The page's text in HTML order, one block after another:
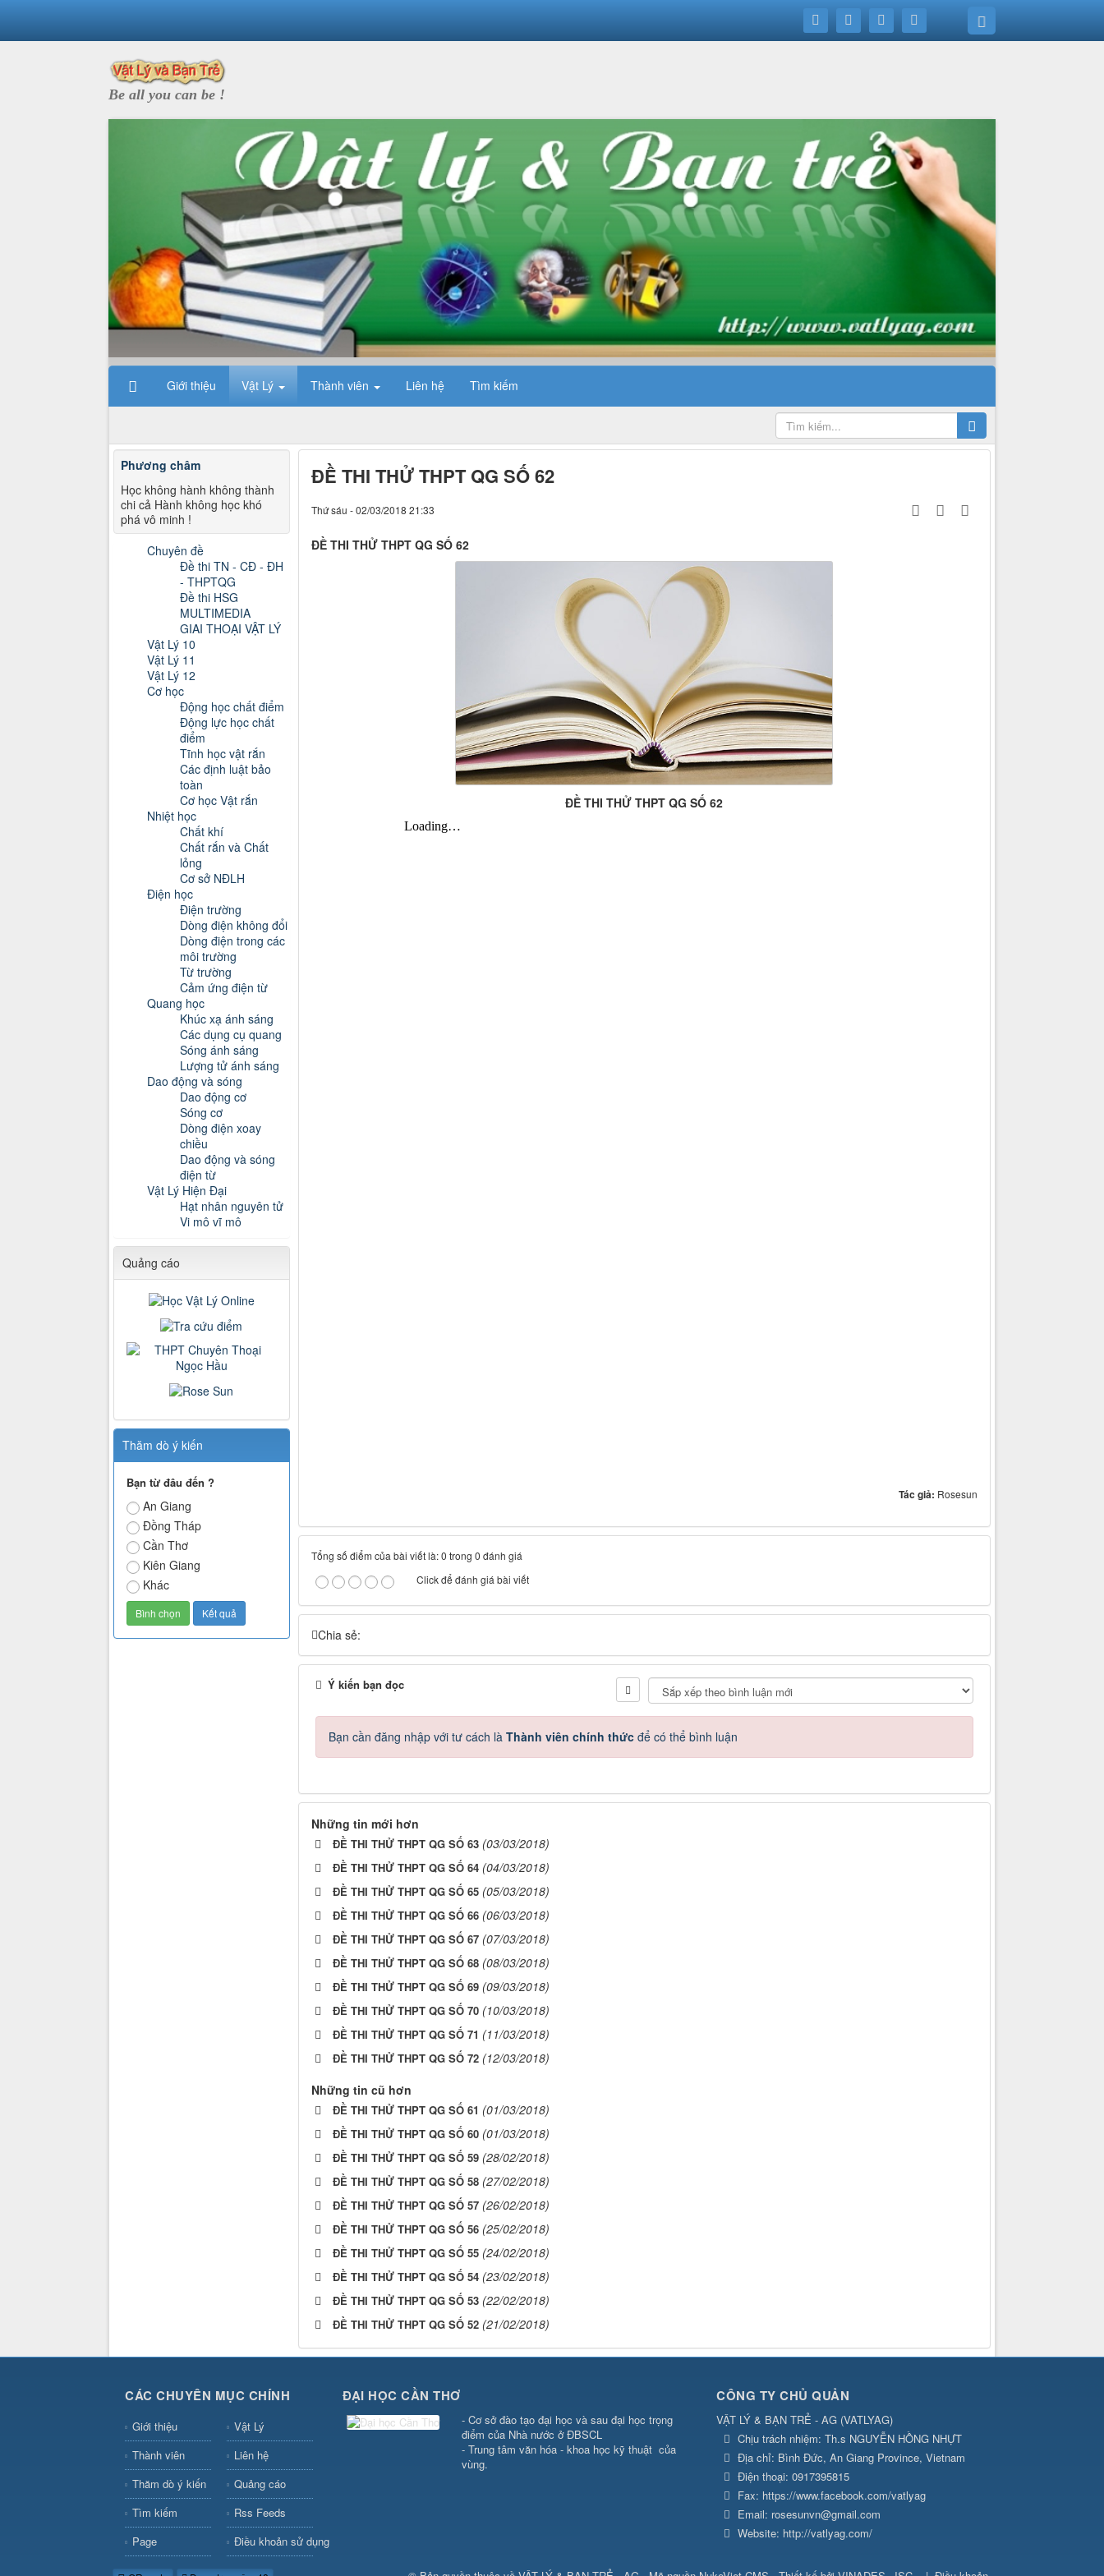
Be all you can be !
Giới thiệu Vật Lý Thành viên Liên hệ Tìm kiếm
ĐỀ THI THỬ THPT QG SỐ 62
Thứ sáu - 02/03/2018 21:33
ĐỀ THI THỬ THPT QG SỐ 62
ĐỀ THI THỬ THPT QG SỐ 62
Tác giả: Rosesun
Tổng số điểm của bài viết là: 0 trong 0 đánh giá
Click để đánh giá bài viết
Chia sẻ:
Ý kiến bạn đọc
Bạn cần đăng nhập với tư cách là Thành viên chính thứcđể có thể bình luận
Những tin mới hơn
ĐỀ THI THỬ THPT QG SỐ 63 (03/03/2018)
ĐỀ THI THỬ THPT QG SỐ 64 (04/03/2018)
ĐỀ THI THỬ THPT QG SỐ 65 (05/03/2018)
ĐỀ THI THỬ THPT QG SỐ 66 (06/03/2018)
ĐỀ THI THỬ THPT QG SỐ 67 (07/03/2018)
ĐỀ THI THỬ THPT QG SỐ 68 (08/03/2018)
ĐỀ THI THỬ THPT QG SỐ 69 (09/03/2018)
ĐỀ THI THỬ THPT QG SỐ 70 (10/03/2018)
ĐỀ THI THỬ THPT QG SỐ 71 (11/03/2018)
ĐỀ THI THỬ THPT QG SỐ 72 (12/03/2018)
Những tin cũ hơn
ĐỀ THI THỬ THPT QG SỐ 61 (01/03/2018)
ĐỀ THI THỬ THPT QG SỐ 60 (01/03/2018)
ĐỀ THI THỬ THPT QG SỐ 59 (28/02/2018)
ĐỀ THI THỬ THPT QG SỐ 58 (27/02/2018)
ĐỀ THI THỬ THPT QG SỐ 57 (26/02/2018)
ĐỀ THI THỬ THPT QG SỐ 56 (25/02/2018)
ĐỀ THI THỬ THPT QG SỐ 55 (24/02/2018)
ĐỀ THI THỬ THPT QG SỐ 54 (23/02/2018)
ĐỀ THI THỬ THPT QG SỐ 53 (22/02/2018)
ĐỀ THI THỬ THPT QG SỐ 52 (21/02/2018)
Phương châm
Học không hành không thành
chi cả Hành không học khó
phá vô minh !
Chuyên đề
Đề thi TN - CĐ - ĐH
- THPTQG
Đề thi HSG
MULTIMEDIA
GIAI THOẠI VẬT LÝ
Vật Lý 10
Vật Lý 11
Vật Lý 12
Cơ học
Động học chất điểm
Động lực học chất
điểm
Tĩnh học vật rắn
Các định luật bảo
toàn
Cơ học Vật rắn
Nhiệt học
Chất khí
Chất rắn và Chất
lỏng
Cơ sở NĐLH
Điện học
Điện trường
Dòng điện không đổi
Dòng điện trong các
môi trường
Từ trường
Cảm ứng điện từ
Quang học
Khúc xạ ánh sáng
Các dụng cụ quang
Sóng ánh sáng
Lượng tử ánh sáng
Dao động và sóng
Dao động cơ
Sóng cơ
Dòng điện xoay
chiều
Dao động và sóng
điện từ
Vật Lý Hiện Đại
Hạt nhân nguyên tử
Vi mô vĩ mô
Quảng cáo
Thăm dò ý kiến
Bạn từ đâu đến ?
An Giang
Đồng Tháp
Cần Thơ
Kiên Giang
Khác
CÁC CHUYÊN MỤC CHÍNH
Giới thiệu
Vật Lý
Thành viên
Liên hệ
Thăm dò ý kiến
Quảng cáo
Tìm kiếm
Rss Feeds
Page
Điều khoản sử dụng
ĐẠI HỌC CẦN THƠ
- Cơ sở đào tạo đại học và sau đại học trọng
điểm của Nhà nước ở ĐBSCL
- Trung tâm văn hóa - khoa học kỹ thuật của
vùng.
CÔNG TY CHỦ QUẢN
VẬT LÝ & BẠN TRẺ - AG (VATLYAG)
Chịu trách nhiệm: Th.s NGUYỄN HỒNG NHỰT
Địa chỉ: Bình Đức, An Giang Province, Vietnam
Điện thoại: 0917395815
Fax: https://www.facebook.com/vatlyag
Email: rosesunvn@gmail.com
Website: http://vatlyag.com/